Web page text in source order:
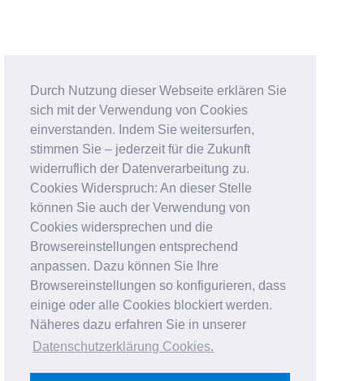
Durch Nutzung dieser Webseite erklären Sie
sich mit der Verwendung von Cookies
einverstanden. Indem Sie weitersurfen,
stimmen Sie – jederzeit für die Zukunft
widerruflich der Datenverarbeitung zu.
Cookies Widerspruch: An dieser Stelle
können Sie auch der Verwendung von
Cookies widersprechen und die
Browsereinstellungen entsprechend
anpassen. Dazu können Sie Ihre
Browsereinstellungen so konfigurieren, dass
einige oder alle Cookies blockiert werden.
Näheres dazu erfahren Sie in unserer
Datenschutzerklärung Cookies.